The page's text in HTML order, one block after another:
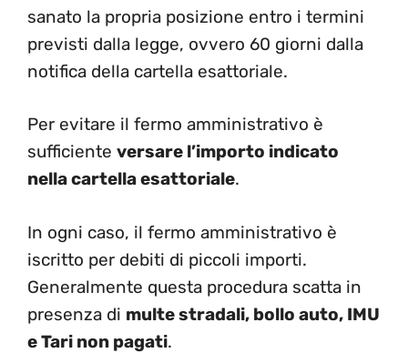
sanato la propria posizione entro i termini
previsti dalla legge, ovvero 60 giorni dalla
notifica della cartella esattoriale.
Per evitare il fermo amministrativo è
sufficiente versare l’importo indicato
nella cartella esattoriale.
In ogni caso, il fermo amministrativo è
iscritto per debiti di piccoli importi.
Generalmente questa procedura scatta in
presenza di multe stradali, bollo auto, IMU
e Tari non pagati.